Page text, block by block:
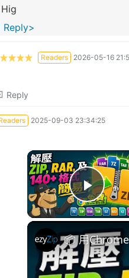
Hig
Reply>
Readers 2026-05-16
Reply
2025-09-03 23:34:25
Play
📦 用